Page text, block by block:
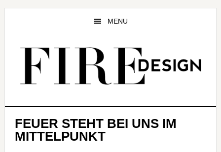
MENU
FEUER STEHT BEI UNS IM
MITTELPUNKT